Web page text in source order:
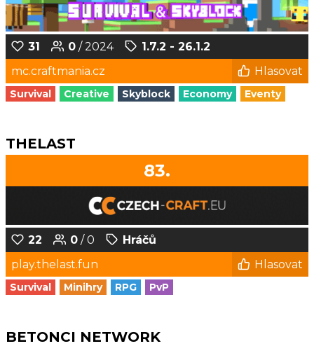
31 0 / 2024
1.7.2 - 26.1.2
mc.craftmania.cz
Hlasovat
Survival Creative Skyblock Economy Eventy
THELAST
83.
22 0 / 0
Hráčů
play.thelast.fun
Hlasovat
Survival Minihry RPG PvP
BETONCI NETWORK